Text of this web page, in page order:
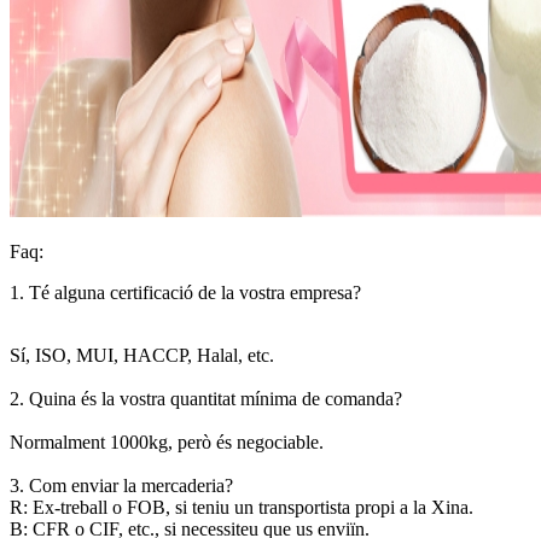
Faq:
1. Té alguna certificació de la vostra empresa?
Sí, ISO, MUI, HACCP, Halal, etc.
2. Quina és la vostra quantitat mínima de comanda?
Normalment 1000kg, però és negociable.
3. Com enviar la mercaderia?
R: Ex-treball o FOB, si teniu un transportista propi a la Xina.
B: CFR o CIF, etc., si necessiteu que us enviïn.